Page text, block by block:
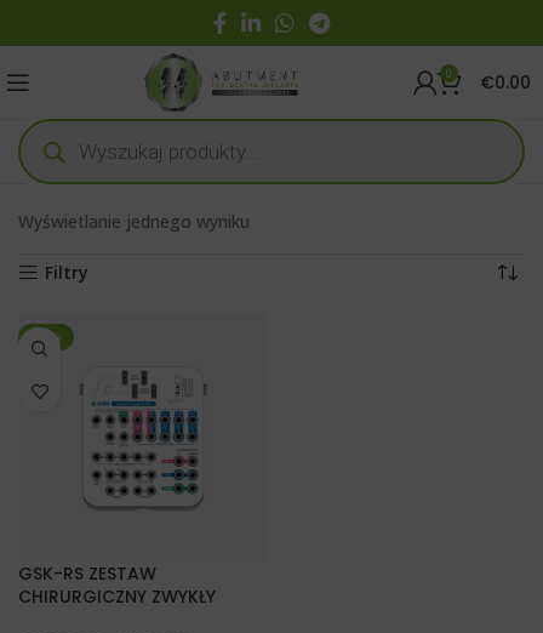
0 €0.00
Wyświetlanie jednego wyniku
Filtry
-25%
GSK-RS ZESTAW
CHIRURGICZNY ZWYKŁY